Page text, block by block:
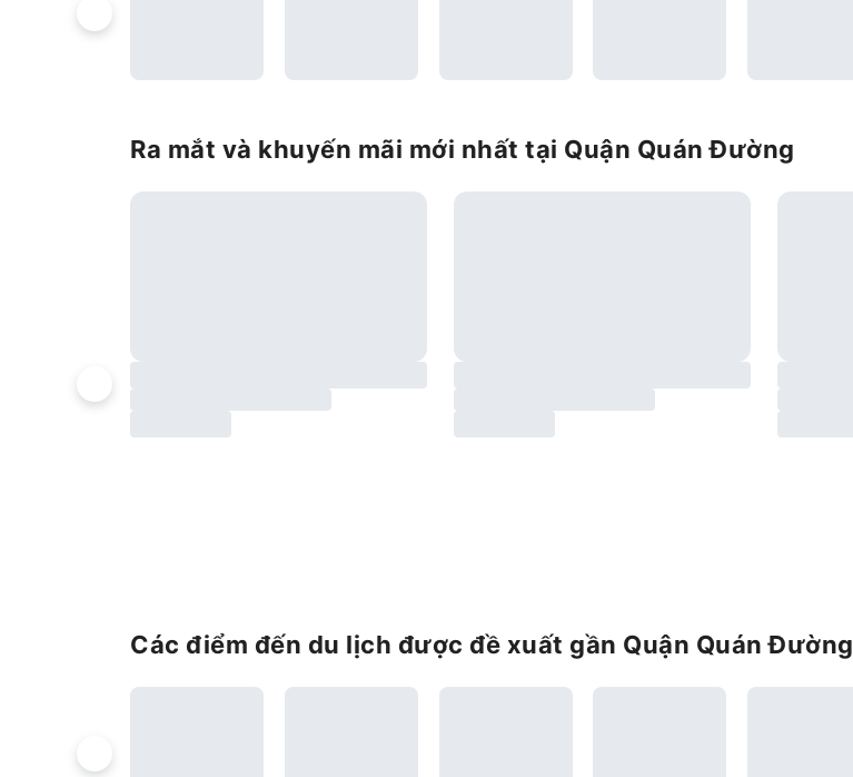
Ra mắt và khuyến mãi mới nhất tại Quận Quán Đường
Các điểm đến du lịch được đề xuất gần Quận Quán Đường